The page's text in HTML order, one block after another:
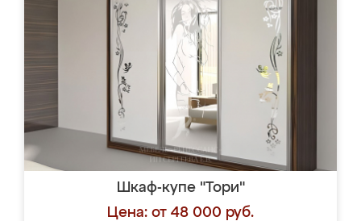
Шкаф-купе "Тори"
Цена: от 48 000 руб.